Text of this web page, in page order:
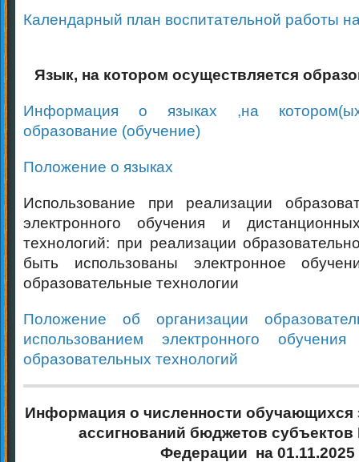
Календарный план воспитательной работы
Язык, на котором осуществляется
Информация о языках ,на
образование (обучение)
Положение о языках
Использование при реализации
электронного обучения и
технологий: при реализации
быть использованы электронное
образовательные технологии
Положение об организации
использованием электронного
образовательных технологий
Информация о численности обучающихся
ассигнований бюджетов субъектов
Федерации на 01.11.2025